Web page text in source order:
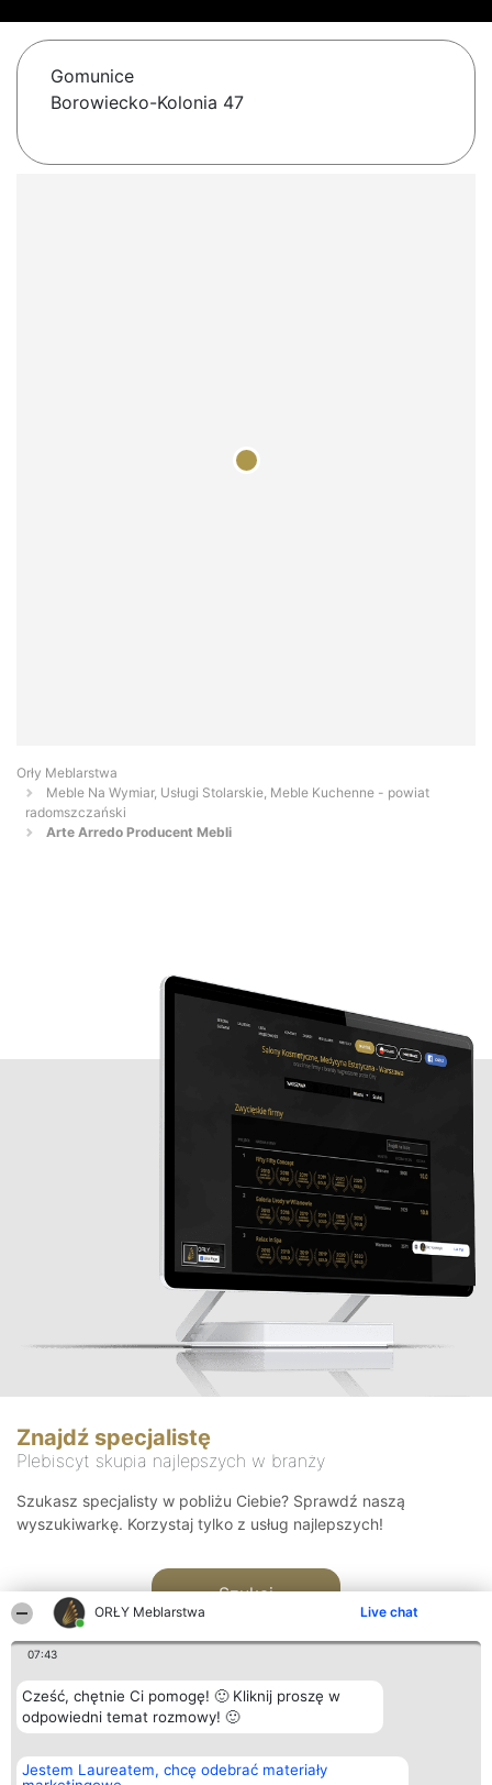
ORŁY Meblarstwa Live chat
07:43
Cześć, chętnie Ci pomogę! 🙂 Kliknij proszę w
odpowiedni temat rozmowy! 🙂
Jestem Laureatem, chcę odebrać materiały
Gomunice
Borowiecko-Kolonia 47
Orły Meblarstwa
Meble Na Wymiar, Usługi Stolarskie, Meble Kuchenne - powiat
radomszczański
Arte Arredo Producent Mebli
Znajdź specjalistę
Plebiscyt skupia najlepszych w branży
Szukasz specjalisty w pobliżu Ciebie? Sprawdź naszą
wyszukiwarkę. Korzystaj tylko z usług najlepszych!
Szukaj
Organizator plebiscytu
Bright Side Solutions sp. z o.
Plebiscyt
Laureaci
Kontakt
Kontakt